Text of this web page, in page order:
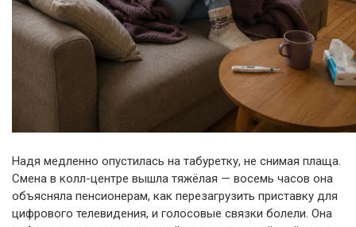
Надя медленно опустилась на табуретку, не снимая плаща.
Смена в колл-центре вышла тяжёлая — восемь часов она
объясняла пенсионерам, как перезагрузить приставку для
цифрового телевидения, и голосовые связки болели. Она